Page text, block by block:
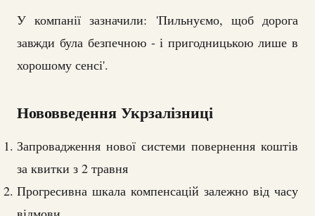
У компанії зазначили: 'Пильнуємо, щоб дорога
завжди була безпечною - і пригодницькою лише в
хорошому сенсі'.
Нововведення Укрзалізниці
Запровадження нової системи повернення коштів
за квитки з 2 травня
Прогресивна шкала компенсацій залежно від часу